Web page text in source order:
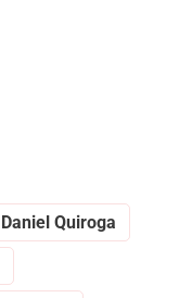
Daniel Quiroga